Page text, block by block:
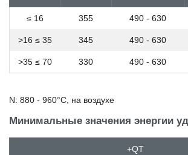
18Х12ВМБФР
18Х2Н4МА
18ХГТ
20
20895
≤ 16 355 490 - 630
>16 ≤ 35 345 490 - 630
>35 ≤ 70 330 490 - 630
N: 880 - 960°C, на воздухе
Минимальные значения энергии
+QT